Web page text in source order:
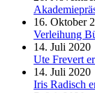
16. Oktober
Verleihung
14. Juli 2020
Ute Frevert
14. Juli 2020
Iris Radisch